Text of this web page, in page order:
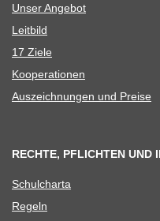
Unser Ange­bot
Leit­bild
17 Ziele
Koope­ra­tio­nen
Aus­zeich­nun­gen und Preise
RECHTE, PFLICHTEN UND
Schul­charta
Regeln